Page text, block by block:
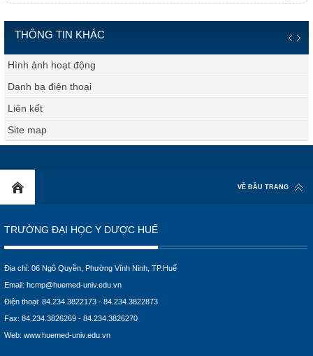
THÔNG TIN KHÁC
VỀ ĐẦU TRANG
TRƯỜNG ĐẠI HỌC Y DƯỢC HUẾ
Địa chỉ: 06 Ngô Quyền, Phường Vĩnh Ninh, TP.Huế
Email: hcmp@huemed-univ.edu.vn
Điện thoại: 84.234.3822173 - 84.234.3822873
Fax: 84.234.3826269 - 84.234.3826270
Web: www.huemed-univ.edu.vn